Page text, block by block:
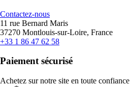
Contactez-nous
11 rue Bernard Maris
37270 Montlouis-sur-Loire, France
+33 1 86 47 62 58
Paiement sécurisé
Achetez sur notre site en toute confiance